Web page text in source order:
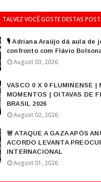
TALVEZ VOCÊ GOSTE DESTAS
🎙️ Adriana Araújo dá aula de
confronto com Flávio
August 03, 2026
VASCO 0 X 0 FLUMINENSE |
MOMENTOS | OITAVAS DE
BRASIL 2026
August 02, 2026
🚨 ATAQUE A GAZA APÓS
ACORDO LEVANTA
INTERNACIONAL
August 01, 2026